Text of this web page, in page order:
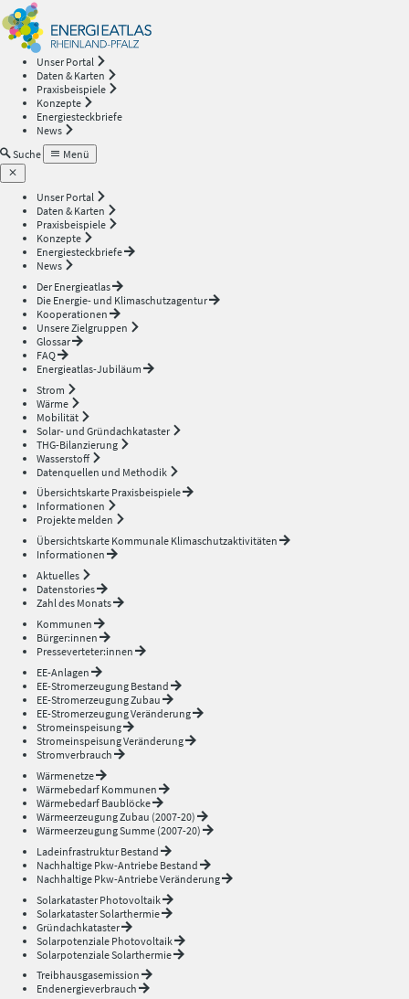
Unser Portal
Daten & Karten
Praxisbeispiele
Konzepte
Energiesteckbriefe
News
Suche
Menü
Unser Portal
Daten & Karten
Praxisbeispiele
Konzepte
Energiesteckbriefe
News
Der Energieatlas
Die Energie- und Klimaschutzagentur
Kooperationen
Unsere Zielgruppen
Glossar
FAQ
Energieatlas-Jubiläum
Strom
Wärme
Mobilität
Solar- und Gründachkataster
THG-Bilanzierung
Wasserstoff
Datenquellen und Methodik
Übersichtskarte Praxisbeispiele
Informationen
Projekte melden
Übersichtskarte Kommunale Klimaschutzaktivitäten
Informationen
Aktuelles
Datenstories
Zahl des Monats
Kommunen
Bürger:innen
Presseverteter:innen
EE-Anlagen
EE-Stromerzeugung Bestand
EE-Stromerzeugung Zubau
EE-Stromerzeugung Veränderung
Stromeinspeisung
Stromeinspeisung Veränderung
Stromverbrauch
Wärmenetze
Wärmebedarf Kommunen
Wärmebedarf Baublöcke
Wärmeerzeugung Zubau (2007-20)
Wärmeerzeugung Summe (2007-20)
Ladeinfrastruktur Bestand
Nachhaltige Pkw-Antriebe Bestand
Nachhaltige Pkw-Antriebe Veränderung
Solarkataster Photovoltaik
Solarkataster Solarthermie
Gründachkataster
Solarpotenziale Photovoltaik
Solarpotenziale Solarthermie
Treibhausgasemission
Endenergieverbrauch